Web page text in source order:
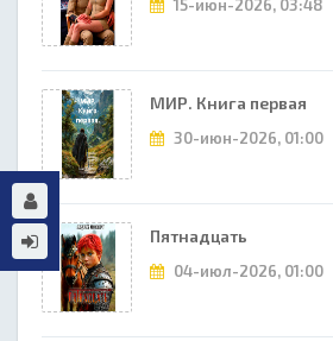
15-июн-2026, 03:48
МИР. Книга первая
30-июн-2026, 01:00
Пятнадцать
04-июл-2026, 01:00